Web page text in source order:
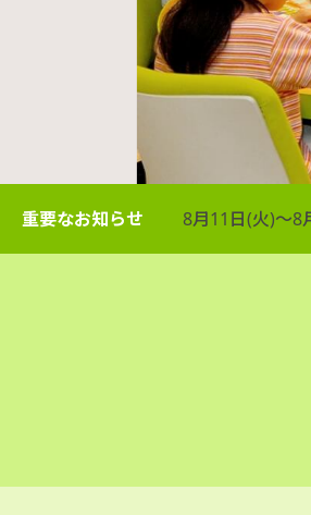
重要なお知らせ 8月11日(火)～8